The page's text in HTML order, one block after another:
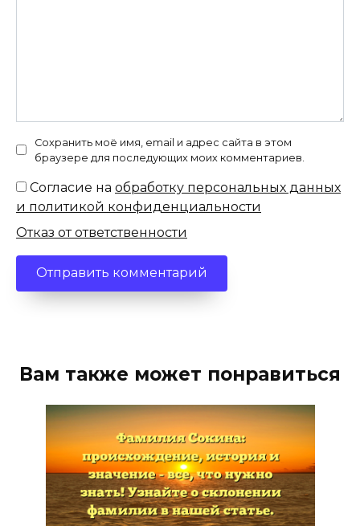
Сохранить моё имя, email и адрес сайта в этом
браузере для последующих моих комментариев.
Согласие на обработку персональных данных
и политикой конфиденциальности
Отказ от ответственности
Вам также может понравиться